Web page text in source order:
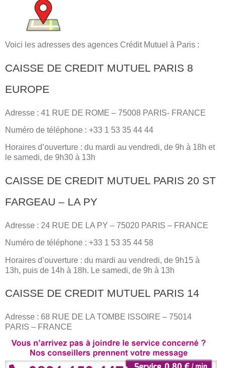
Voici les adresses des agences Crédit Mutuel à Paris :
CAISSE DE CREDIT MUTUEL PARIS 8
EUROPE
Adresse : 41 RUE DE ROME – 75008 PARIS- FRANCE
Numéro de téléphone : +33 1 53 35 44 44
Horaires d’ouverture : du mardi au vendredi, de 9h à 18h et
le samedi, de 9h30 à 13h
CAISSE DE CREDIT MUTUEL PARIS 20 ST
FARGEAU – LA PY
Adresse : 24 RUE DE LA PY – 75020 PARIS – FRANCE
Numéro de téléphone : +33 1 53 35 44 58
Horaires d’ouverture : du mardi au vendredi, de 9h15 à
13h, puis de 14h à 18h. Le samedi, de 9h à 13h
CAISSE DE CREDIT MUTUEL PARIS 14
Adresse : 68 RUE DE LA TOMBE ISSOIRE – 75014
PARIS – FRANCE